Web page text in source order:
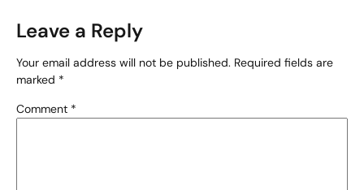
Leave a Reply
Your email address will not be published. Required fields are
marked *
Comment *